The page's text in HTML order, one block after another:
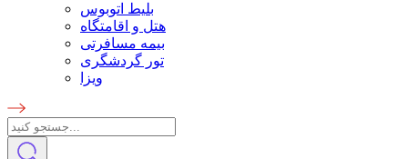
بلیط اتوبوس
هتل و اقامتگاه
بیمه مسافرتی
تور گردشگری
ویزا